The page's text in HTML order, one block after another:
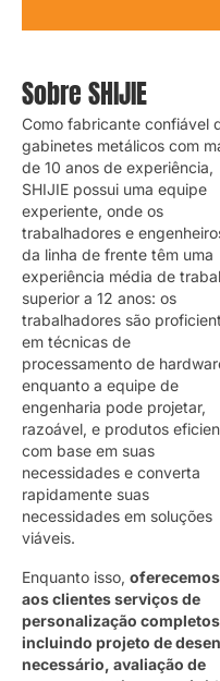
Sobre SHIJIE
Como fabricante confiável
gabinetes metálicos com
de 10 anos de experiência,
SHIJIE possui uma equipe
experiente, onde os
trabalhadores e
da linha de frente têm uma
experiência média de
superior a 12 anos: os
trabalhadores são
em técnicas de
processamento de
enquanto a equipe de
engenharia pode projetar,
razoável, e produtos
com base em suas
necessidades e converta
rapidamente suas
necessidades em soluções
viáveis.
Enquanto isso, oferecemos
aos clientes serviços de
personalização
incluindo projeto de
necessário, avaliação de